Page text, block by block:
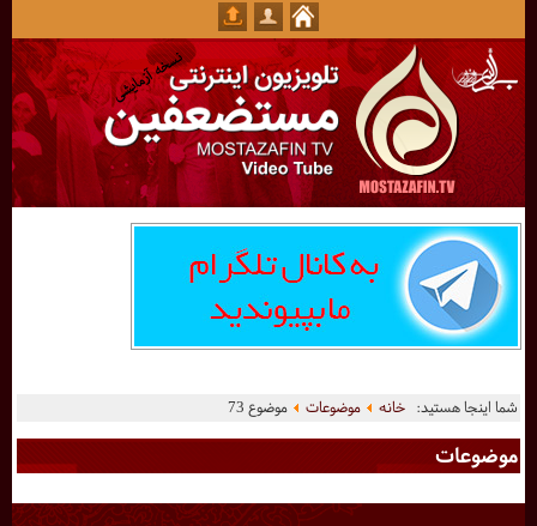
شما اینجا هستید:خانه موضوعات موضوع 73
موضوعات